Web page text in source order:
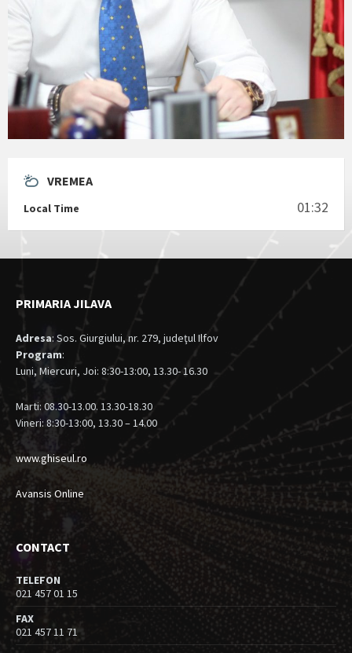
VREMEA
Local Time 01:32
PRIMARIA JILAVA
Adresa: Sos. Giurgiului, nr. 279, judeţul Ilfov
Program:
Luni, Miercuri, Joi: 8:30-13:00, 13.30- 16.30
Marti: 08.30-13.00. 13.30-18.30
Vineri: 8:30-13:00, 13.30 – 14.00
www.ghiseul.ro
Avansis Online
CONTACT
TELEFON
021 457 01 15
FAX
021 457 11 71